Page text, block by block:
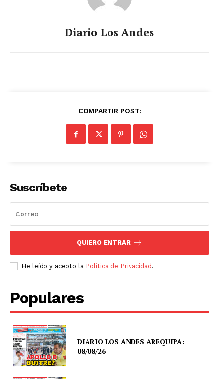
Diario Los Andes
COMPARTIR POST:
Suscríbete
QUIERO ENTRAR
He leído y acepto la Política de Privacidad .
Populares
DIARIO LOS ANDES AREQUIPA:
08/08/26